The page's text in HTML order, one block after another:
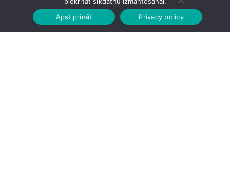
Iebūvējams!
1,025.00€
Iebūvējams! 122cm
322.00€
Sākumlapa Veikalā Grozs
Apstiprināt
Privacy policy